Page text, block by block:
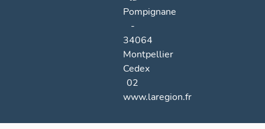
Pompignane
-
34064
Montpellier
Cedex
02
www.laregion.fr